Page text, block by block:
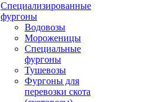
Специализированные
фургоны
Водовозы
Мороженицы
Специальные
фургоны
Тушевозы
Фургоны для
перевозки скота